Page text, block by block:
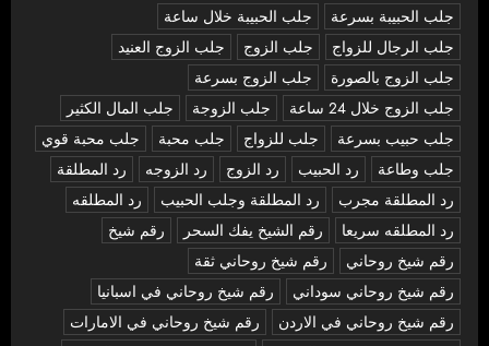
جلب الحبيبة بسرعة
جلب الحبيبة خلال ساعة
جلب الرجال للزواج
جلب الزوج
جلب الزوج العنيد
جلب الزوج بالصورة
جلب الزوج بسرعة
جلب الزوج خلال 24 ساعة
جلب الزوجة
جلب المال الكثير
جلب حبيب بسرعة
جلب للزواج جلب محبة
جلب محبة قوي
جلب وطاعة
رد الحبيب رد الزوج رد الزوجه
رد المطلقة
رد المطلقة مجرب
رد المطلقة وجلب الحبيب
رد المطلقه
رد المطلقه سريعا
رقم الشيخ يفك السحر
رقم شيخ
رقم شيخ روحاني
رقم شيخ روحاني ثقة
رقم شيخ روحاني سوداني
رقم شيخ روحاني في اسبانيا
رقم شيخ روحاني في الاردن
رقم شيخ روحاني في الامارات